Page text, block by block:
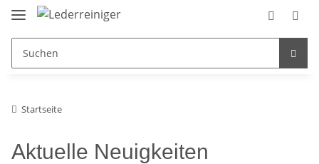
Startseite
Aktuelle Neuigkeiten